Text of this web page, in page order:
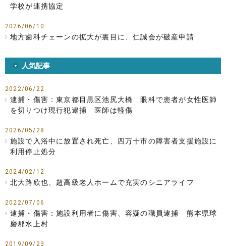
学校が連携協定
2026/06/10
地方歯科チェーンの拡大が裏目に、仁誠会が破産申請
人気記事
2022/06/22
逮捕・傷害：東京都目黒区池尻大橋 眼科で患者が女性医師
を切りつけ現行犯逮捕 医師は軽傷
2026/05/28
施設で入浴中に放置され死亡、四万十市の障害者支援施設に
利用停止処分
2024/02/12
北大路欣也、超高級老人ホームで充実のシニアライフ
2022/07/06
逮捕・傷害：施設利用者に傷害、容疑の職員逮捕 熊本県球
磨郡水上村
2019/09/23